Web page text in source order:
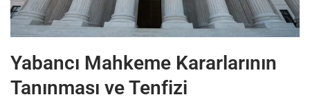
Yabancı Mahkeme Kararlarının
Tanınması ve Tenfizi